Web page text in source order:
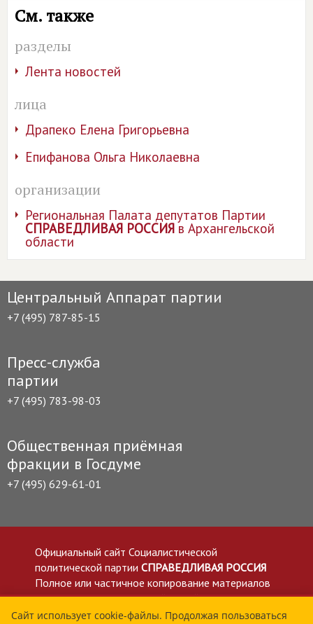
См. также
разделы
Лента новостей
лица
Драпеко Елена Григорьевна
Епифанова Ольга Николаевна
организации
Региональная Палата депутатов Партии
СПРАВЕДЛИВАЯ РОССИЯв Архангельской
области
Центральный Аппарат партии
+7 (495) 787-85-15
Пресс-служба
партии
+7 (495) 783-98-03
Общественная приёмная
фракции в Госдуме
+7 (495) 629-61-01
Официальный сайт Социалистической
политической партии СПРАВЕДЛИВАЯ РОССИЯ
Полное или частичное копирование материалов
приветствуется со ссылкой на сайт spravedlivo.ru
Политика в отношении обработки персональных
Сайт использует cookie-файлы. Продолжая пользоваться